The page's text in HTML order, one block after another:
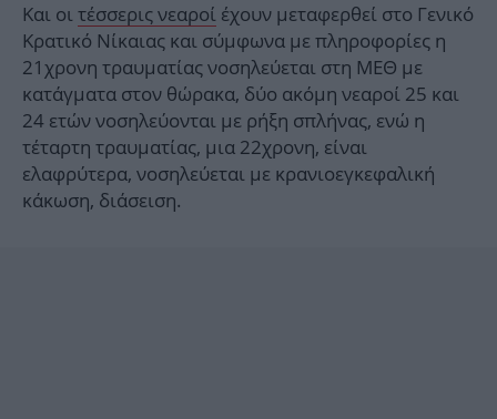
Και οιτέσσερις νεαροί έχουν μεταφερθεί στο Γενικό
Κρατικό Νίκαιας και σύμφωνα με πληροφορίες η
21χρονη τραυματίας νοσηλεύεται στη ΜΕΘ με
κατάγματα στον θώρακα, δύο ακόμη νεαροί 25 και
24 ετών νοσηλεύονται με ρήξη σπλήνας, ενώ η
τέταρτη τραυματίας, μια 22χρονη, είναι
ελαφρύτερα, νοσηλεύεται με κρανιοεγκεφαλική
κάκωση, διάσειση.